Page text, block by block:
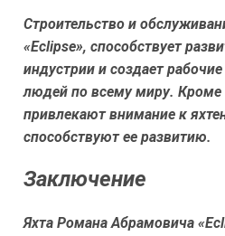
Строительство и
«Eclipse», способствует
индустрии и создает
людей по всему миру. Кроме
привлекают внимание к
способствуют ее развитию.
Заключение
Яхта Романа Абрамовича